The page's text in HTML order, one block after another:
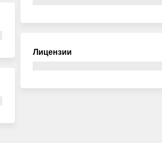
Лицензии